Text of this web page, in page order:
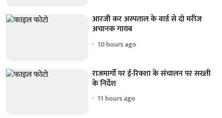
आरजी कर अस्पताल के वार्ड से दो मरीज
अचानक गायब
10 hours ago
राजमार्गों पर ई-रिक्शा के संचालन पर सख्ती
के निर्देश
11 hours ago